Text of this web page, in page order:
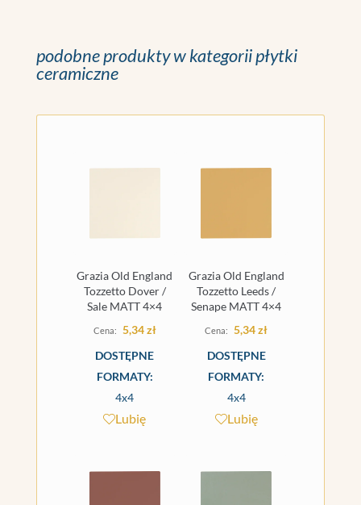
podobne produkty w kategorii płytki
ceramiczne
Grazia Old England
Tozzetto Dover /
Sale MATT 4×4
5,34zł
DOSTĘPNE
FORMATY:
4x4
Lubię
Grazia Old England
Tozzetto Leeds /
Senape MATT 4×4
5,34zł
DOSTĘPNE
FORMATY:
4x4
Lubię